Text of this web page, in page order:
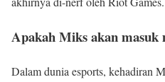
Apakah Miks akan masuk
Dalam dunia esports, kehadiran